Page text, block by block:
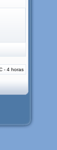
- 4 horas